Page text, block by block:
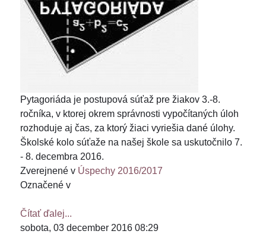
Pytagoriáda je postupová súťaž pre žiakov 3.-8.
ročníka, v ktorej okrem správnosti vypočítaných úloh
rozhoduje aj čas, za ktorý žiaci vyriešia dané úlohy.
Školské kolo súťaže na našej škole sa uskutočnilo 7.
- 8. decembra 2016.
Zverejnené v Úspechy 2016/2017
Označené v
Čítať ďalej...
sobota, 03 december 2016 08:29